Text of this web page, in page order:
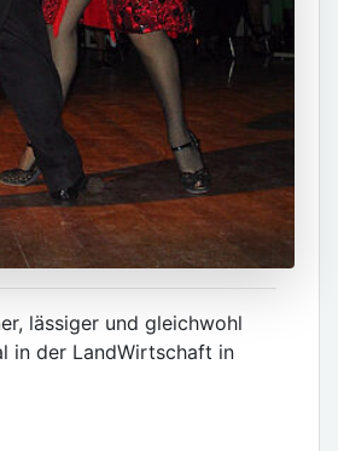
lässiger und gleichwohl
in der LandWirtschaft in